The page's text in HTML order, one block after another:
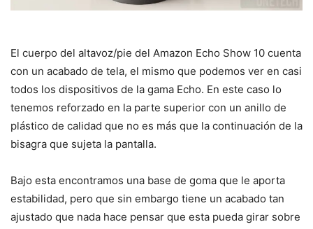
El cuerpo del altavoz/pie del Amazon Echo Show 10 cuenta
con un acabado de tela, el mismo que podemos ver en casi
todos los dispositivos de la gama Echo. En este caso lo
tenemos reforzado en la parte superior con un anillo de
plástico de calidad que no es más que la continuación de la
bisagra que sujeta la pantalla.
Bajo esta encontramos una base de goma que le aporta
estabilidad, pero que sin embargo tiene un acabado tan
ajustado que nada hace pensar que esta pueda girar sobre